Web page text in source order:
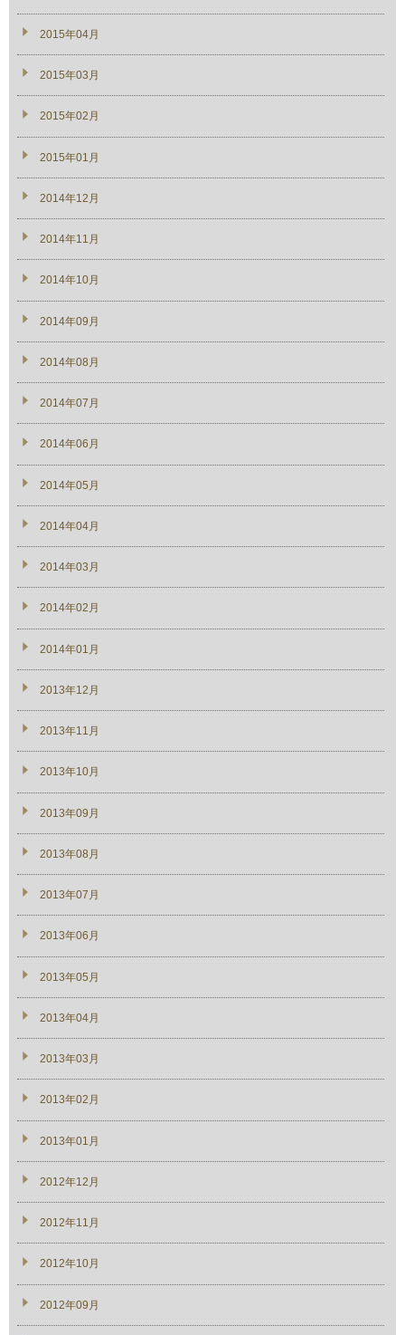
2015年04月
2015年03月
2015年02月
2015年01月
2014年12月
2014年11月
2014年10月
2014年09月
2014年08月
2014年07月
2014年06月
2014年05月
2014年04月
2014年03月
2014年02月
2014年01月
2013年12月
2013年11月
2013年10月
2013年09月
2013年08月
2013年07月
2013年06月
2013年05月
2013年04月
2013年03月
2013年02月
2013年01月
2012年12月
2012年11月
2012年10月
2012年09月